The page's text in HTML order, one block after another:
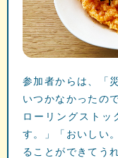
参加者からは、「
いつかなかったの
ローリングストッ
す。」「おいしい
ることができてう